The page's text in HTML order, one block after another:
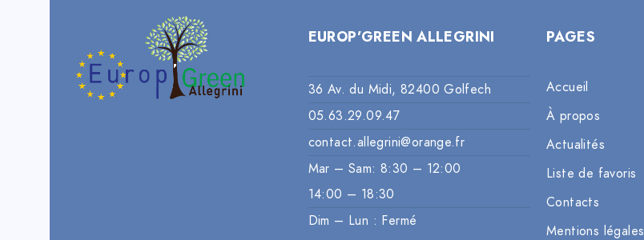
EUROP’GREEN ALLEGRINI
36 Av. du Midi, 82400 Golfech
05.63.29.09.47
contact.allegrini@orange.fr
Mar – Sam: 8:30 – 12:00
14:00 – 18:30
Dim – Lun : Fermé
PAGES
Accueil
À propos
Actualités
Liste de favoris
Contacts
Mentions légales